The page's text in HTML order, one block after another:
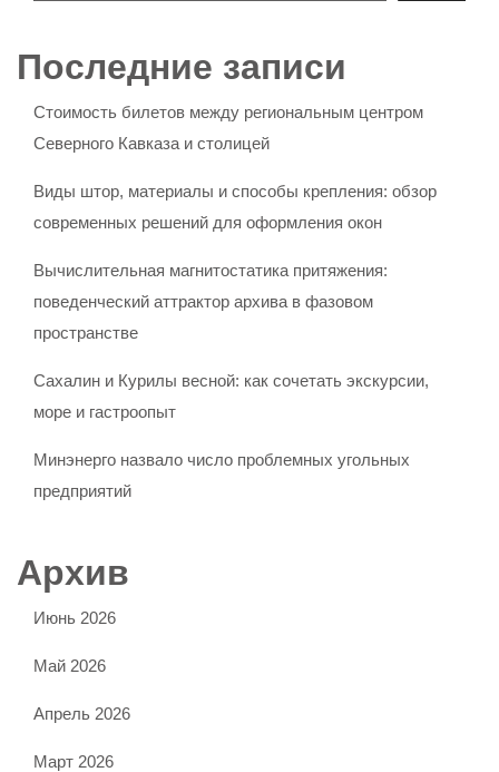
Последние записи
Стоимость билетов между региональным центром
Северного Кавказа и столицей
Виды штор, материалы и способы крепления: обзор
современных решений для оформления окон
Вычислительная магнитостатика притяжения:
поведенческий аттрактор архива в фазовом
пространстве
Сахалин и Курилы весной: как сочетать экскурсии,
море и гастроопыт
Минэнерго назвало число проблемных угольных
предприятий
Архив
Июнь 2026
Май 2026
Апрель 2026
Март 2026